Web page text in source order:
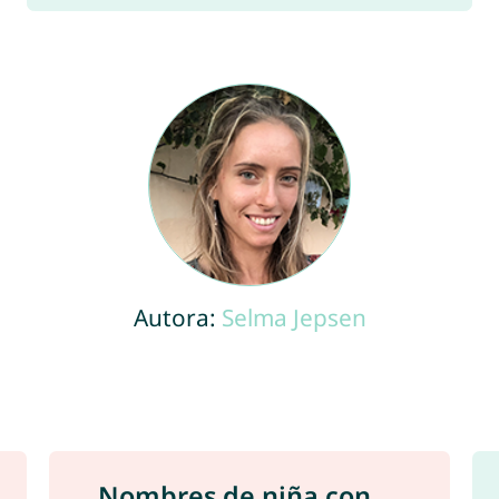
Autora: Selma Jepsen